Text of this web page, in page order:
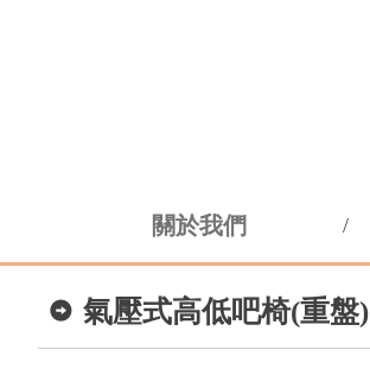
關於我們
氣壓式高低吧椅(重盤)